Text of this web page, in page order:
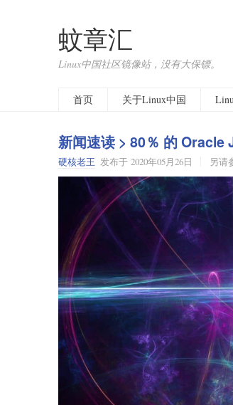
蚊章汇
Linux中国社区镜像站，没有大保镖。
首页
关于Linux中国
新闻速读 > 80％ 的 Oracle
硬核老王 发布于 2020年05月26日 另请